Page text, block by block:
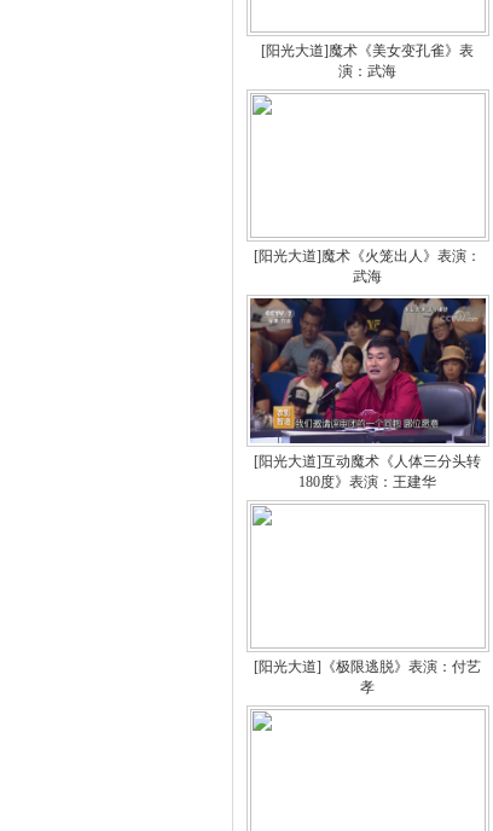
[阳光大道]魔术《美女变孔雀》表
演：武海
[阳光大道]魔术《火笼出人》表演：
武海
[阳光大道]互动魔术《人体三分头转
180度》表演：王建华
[阳光大道]《极限逃脱》表演：付艺
孝